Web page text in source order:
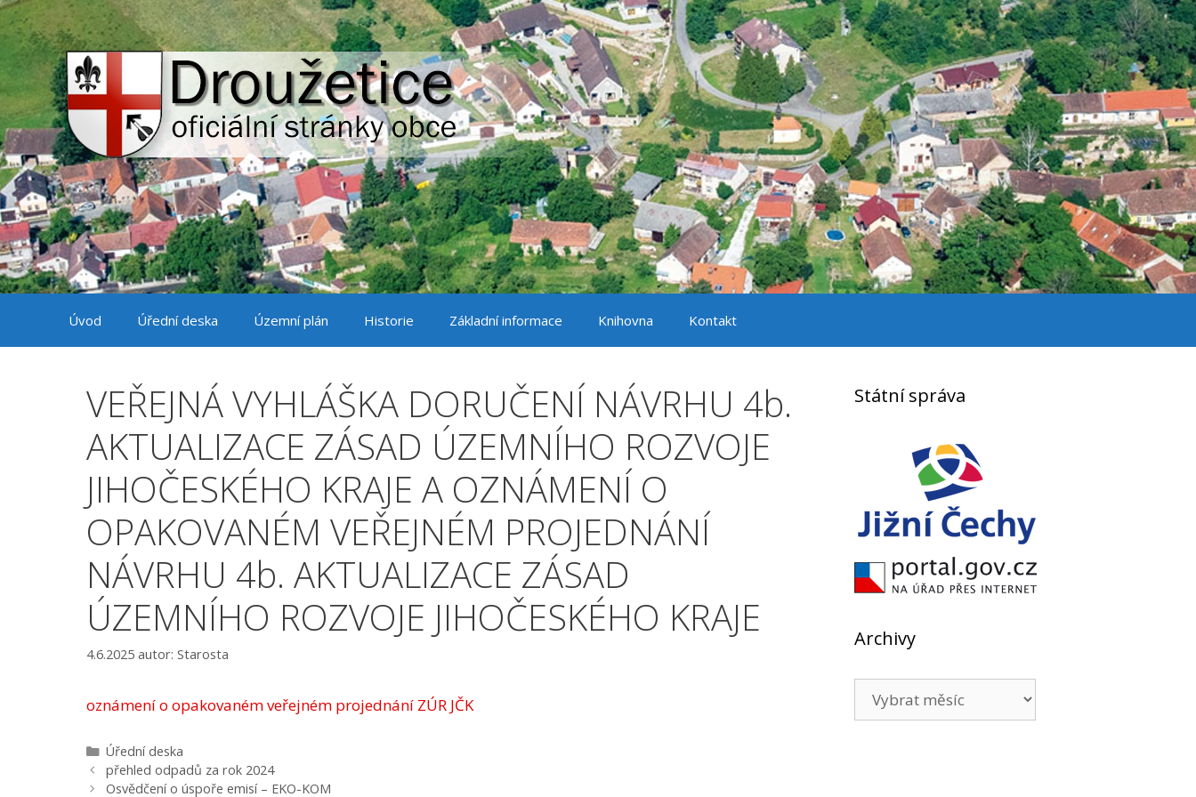
Přeskočit
na
obsah
Úvod Úřední deska Územní plán Historie Základní informace Knihovna Kontakt
VEŘEJNÁ VYHLÁŠKA DORUČENÍ NÁVRHU 4b.
AKTUALIZACE ZÁSAD ÚZEMNÍHO ROZVOJE
JIHOČESKÉHO KRAJE A OZNÁMENÍ O
OPAKOVANÉM VEŘEJNÉM PROJEDNÁNÍ
NÁVRHU 4b. AKTUALIZACE ZÁSAD
ÚZEMNÍHO ROZVOJE JIHOČESKÉHO KRAJE
4.6.2025 autor: Starosta
oznámení o opakovaném veřejném projednání ZÚR JČK
Rubriky
Úřední deska
Navigace
příspěvků
přehled odpadů za rok 2024
Osvědčení o úspoře emisí – EKO-KOM
Státní správa
Archivy